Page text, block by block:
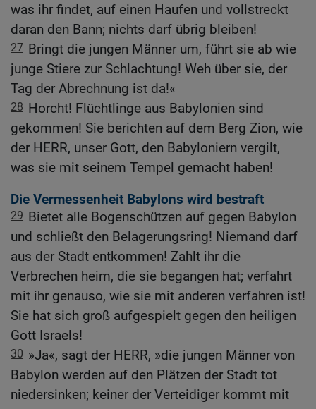
was ihr findet, auf einen Haufen und vollstreckt
daran den Bann; nichts darf übrig bleiben!
27 Bringt die jungen Männer um, führt sie ab wie
junge Stiere zur Schlachtung! Weh über sie, der
Tag der Abrechnung ist da!«
28 Horcht! Flüchtlinge aus Babylonien sind
gekommen! Sie berichten auf dem Berg Zion, wie
der HERR, unser Gott, den Babyloniern vergilt,
was sie mit seinem Tempel gemacht haben!
Die Vermessenheit Babylons wird bestraft
29 Bietet alle Bogenschützen auf gegen Babylon
und schließt den Belagerungsring! Niemand darf
aus der Stadt entkommen! Zahlt ihr die
Verbrechen heim, die sie begangen hat; verfahrt
mit ihr genauso, wie sie mit anderen verfahren ist!
Sie hat sich groß aufgespielt gegen den heiligen
Gott Israels!
30 »Ja«, sagt der HERR, »die jungen Männer von
Babylon werden auf den Plätzen der Stadt tot
niedersinken; keiner der Verteidiger kommt mit